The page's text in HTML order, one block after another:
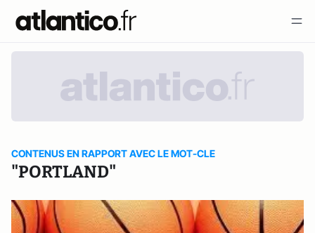
CONTENUS EN RAPPORT AVEC LE MOT-CLE
"PORTLAND"